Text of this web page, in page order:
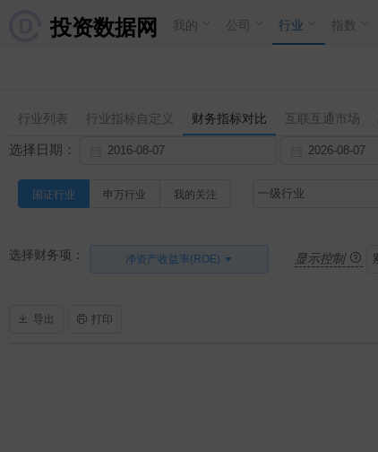
投资数据网 我的 公司 行业 指数
行业列表 行业指标自定义 财务指标对比 互联互通市场
选择日期：
国证行业 申万行业 我的关注
选择财务项： 净资产收益率(ROE) 显示控制
导出 打印